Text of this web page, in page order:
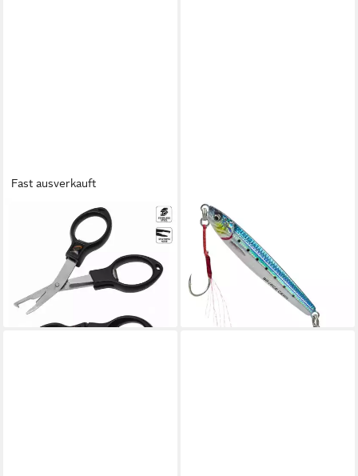
Fast ausverkauft
SAVAGE GEAR
Sprengring Magic Folding
Scissor Faltbare Sprengring
Zange und Geflecht Schere
8,99 €
lieferbar - in 2-3 Werktagen bei dir
SAVAGE GEAR
Kunstköder 3D Jig Minnow
4.6Cm 5G S Sardine
ab 6,99 €
lieferbar - in 2-3 Werktagen bei dir
+3